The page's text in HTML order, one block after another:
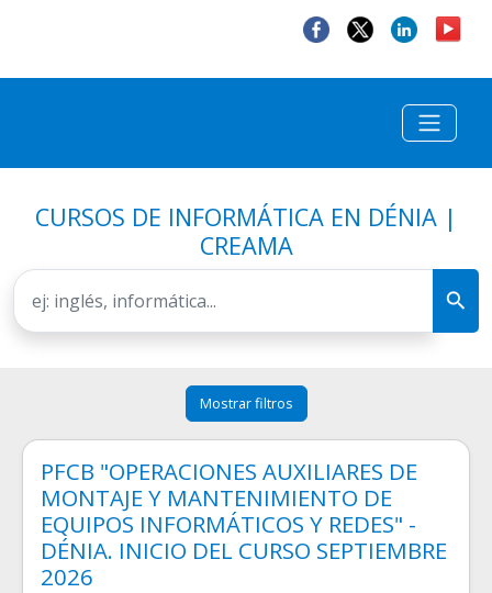
CURSOS DE INFORMÁTICA EN DÉNIA |
CREAMA
Mostrar filtros
PFCB "OPERACIONES AUXILIARES DE
MONTAJE Y MANTENIMIENTO DE
EQUIPOS INFORMÁTICOS Y REDES" -
DÉNIA. INICIO DEL CURSO SEPTIEMBRE
2026